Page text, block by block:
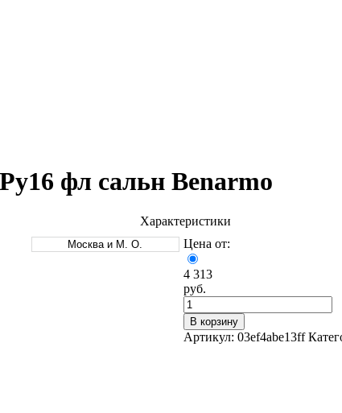
Оцинкованный прокат
Круг оцинкованный
фл сальн Benarmo
Характеристики
Цена от:
4 313
руб.
В корзину
Артикул: 03ef4abe13ff
Москва и М. О.